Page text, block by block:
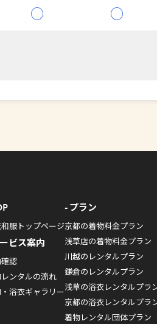
○ ○
服トップページ
ビス案内
認
ンタルの流れ
浴衣ギャラリー
プラン
京都の着物料金プラン
浅草店の着物料金プラン
川越のレンタルプラン
鎌倉のレンタルプラン
浅草の浴衣レンタルプラ
京都の浴衣レンタルプラ
着物レンタル団体プラン